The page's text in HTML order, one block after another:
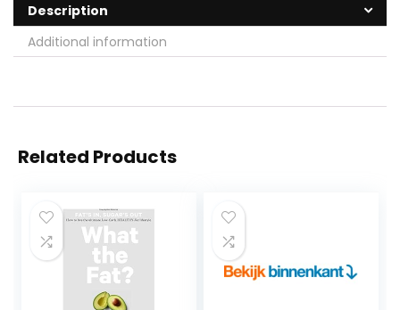
Description
Additional information
Related Products